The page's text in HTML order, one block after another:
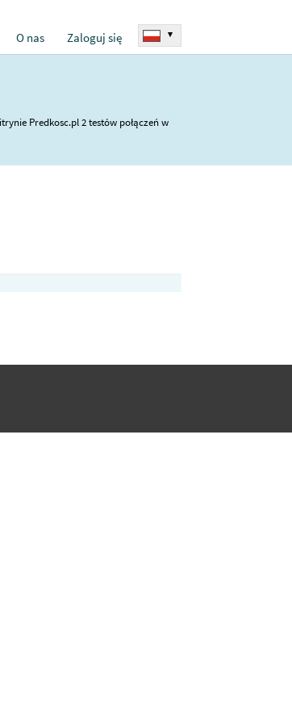
O nas Zaloguj się ▾
Predkosc.pl 2 testów połączeń w